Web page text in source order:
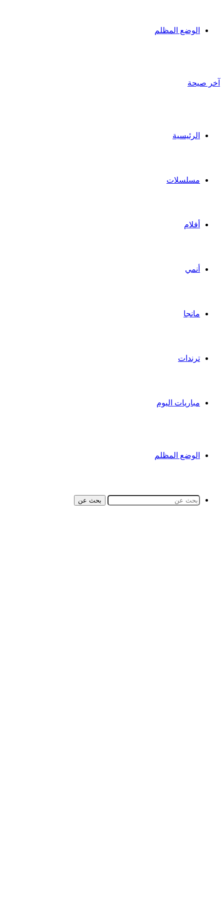
الوضع المظلم
آخر صيحة
الرئيسية
مسلسلات
أفلام
أنمي
مانجا
ترندات
مباريات اليوم
الوضع المظلم
بحث عن